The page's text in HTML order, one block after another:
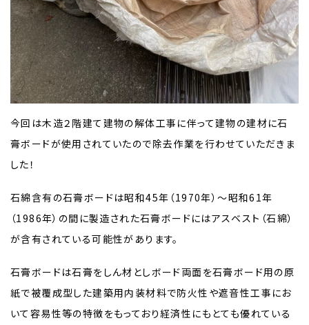
今回は木造２階建て建物の解体工事に伴って建物の建材に石
膏ボードが使用されていたので除去作業を行わせていただきま
した！
石綿含有の石膏ボードは昭和45年（1970年）～昭和61年
（1986年）の間に製造された石膏ボードにはアスベスト（石綿）
が含有されている可能性があります。
石膏ボードは石膏をしん材としボード両面を石膏ボード用の原
紙で被覆成型した建築用内装材料で防火性や遮音性工事にお
いて容易性等の特徴をもっており経済性にもとても優れている